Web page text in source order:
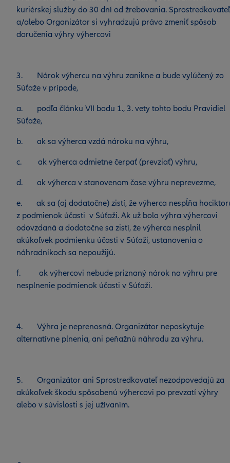
kuriérskej služby do 30 dní od žrebovania. Sprostredkovateľ
a/alebo Organizátor si vyhradzujú právo zmeniť spôsob
doručenia výhry výhercovi
3. Nárok výhercu na výhru zanikne a bude vylúčený zo
Súťaže v prípade,
a. podľa článku VII bodu 1., 3. vety tohto bodu Pravidiel
Súťaže,
b. ak sa výherca vzdá nároku na výhru,
c. ak výherca odmietne čerpať (prevziať) výhru,
d. ak výherca v stanovenom čase výhru neprevezme,
e. ak sa (aj dodatočne) zistí, že výherca nespĺňa
z podmienok účasti v Súťaži. Ak už bola výhra výhercovi
odovzdaná a dodatočne sa zistí, že výherca nesplnil
akúkoľvek podmienku účasti v Súťaži, ustanovenia o
náhradníkoch sa nepoužijú.
f. ak výhercovi nebude priznaný nárok na výhru pre
nesplnenie podmienok účasti v Súťaži.
4. Výhra je neprenosná. Organizátor neposkytuje
alternatívne plnenia, ani peňažnú náhradu za výhru.
5. Organizátor ani Sprostredkovateľ nezodpovedajú za
akúkoľvek škodu spôsobenú výhercovi po prevzatí výhry
alebo v súvislosti s jej užívaním.